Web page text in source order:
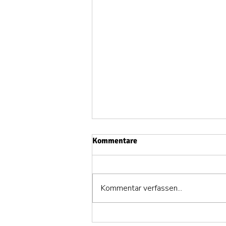
Kommentare
Kommentar verfassen...